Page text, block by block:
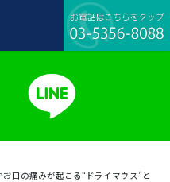
口の痛みが起こる“ドライマウス”と